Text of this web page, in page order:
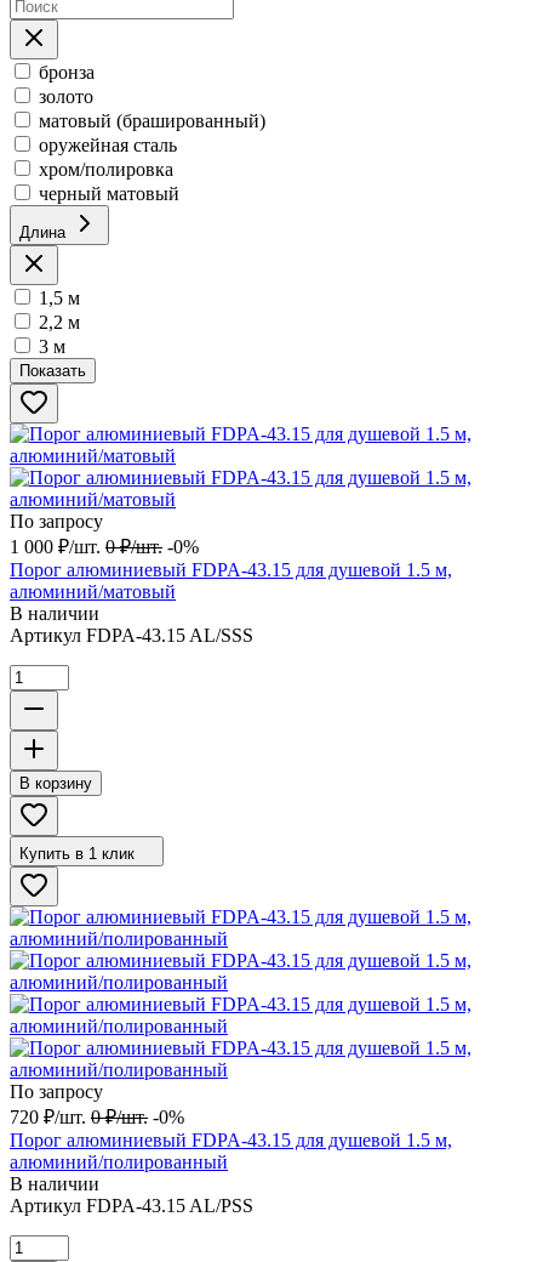
бронза
золото
матовый (брашированный)
оружейная сталь
хром/полировка
черный матовый
Длина
1,5 м
2,2 м
3 м
Показать
По запросу
1 000 ₽/шт. 0 ₽/шт. -0%
Порог алюминиевый FDPA-43.15 для душевой 1.5 м,
алюминий/матовый
В наличии
Артикул FDPA-43.15 AL/SSS
В корзину
Купить в 1 клик
По запросу
720 ₽/шт. 0 ₽/шт. -0%
Порог алюминиевый FDPA-43.15 для душевой 1.5 м,
алюминий/полированный
В наличии
Артикул FDPA-43.15 AL/PSS